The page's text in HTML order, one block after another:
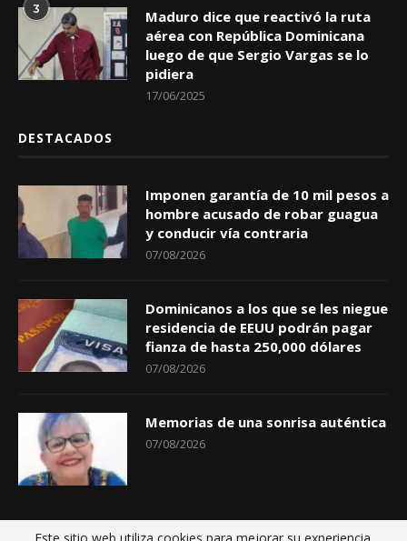
3
Maduro dice que reactivó la ruta
aérea con República Dominicana
luego de que Sergio Vargas se lo
pidiera
17/06/2025
DESTACADOS
Imponen garantía de 10 mil pesos a
hombre acusado de robar guagua
y conducir vía contraria
07/08/2026
Dominicanos a los que se les niegue
residencia de EEUU podrán pagar
fianza de hasta 250,000 dólares
07/08/2026
Memorias de una sonrisa auténtica
07/08/2026